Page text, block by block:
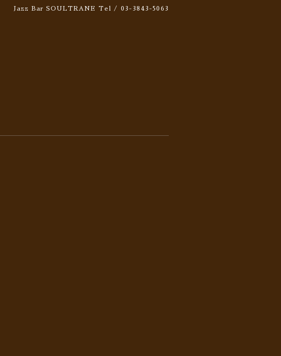
Jazz Bar SOULTRANE Tel / 03-3843-5063